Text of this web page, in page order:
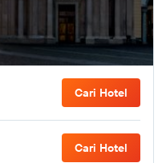
Cari Hotel
Cari Hotel